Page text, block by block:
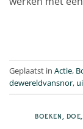
Geplaatst in Actie,
dewereldvansnor,
BOEKEN DOE